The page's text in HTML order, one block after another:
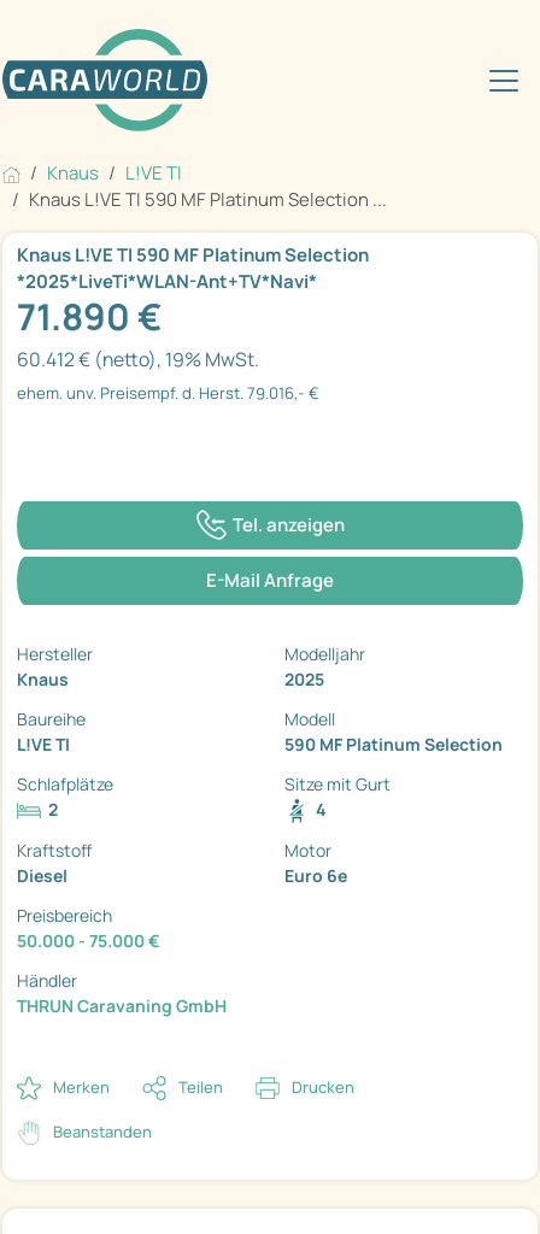
Knaus
L!VE TI
Knaus L!VE TI 590 MF Platinum Selection ...
Knaus L!VE TI 590 MF Platinum Selection
*2025*LiveTi*WLAN-Ant+TV*Navi*
71.890 €
60.412 € (netto), 19% MwSt.
ehem. unv. Preisempf. d. Herst. 79.016,- €
Tel. anzeigen
E-Mail Anfrage
Hersteller
Knaus
Modelljahr
2025
Baureihe
L!VE TI
Modell
590 MF Platinum Selection
Schlafplätze
2
Sitze mit Gurt
4
Kraftstoff
Diesel
Motor
Euro 6e
Preisbereich
50.000 - 75.000 €
Händler
THRUN Caravaning GmbH
Merken Teilen Drucken
Beanstanden